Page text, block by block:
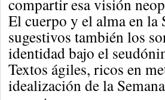
compartir esa visión
El cuerpo y el alma en la
sugestivos también los
identidad bajo el
Textos ágiles, ricos en
idealización de la